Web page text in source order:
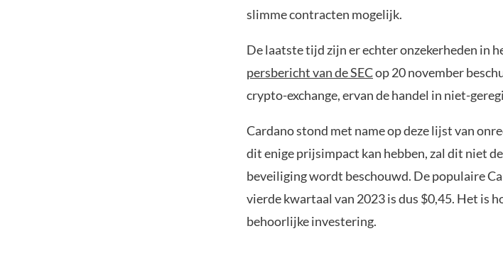
slimme contracten mogelijk.
De laatste tijd zijn er echter onzekerheden in
persbericht van de SECop 20 november
crypto-exchange, ervan de handel in niet-
Cardano stond met name op deze lijst van
dit enige prijsimpact kan hebben, zal dit niet
beveiliging wordt beschouwd. De populaire
vierde kwartaal van 2023 is dus $0,45. Het is
behoorlijke investering.